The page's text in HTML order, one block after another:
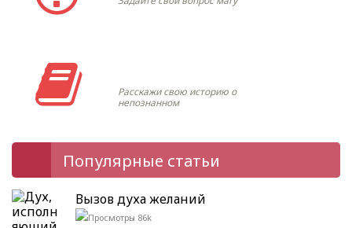
Расскажи свою историю о
непознанном
Популярные статьи
Вызов духа желаний
86k